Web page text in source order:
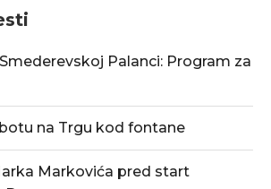
Palanci: Program za
na Trgu kod fontane
Markovića pred start